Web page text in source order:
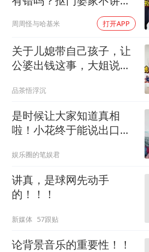
周周怪与哈基米 打开APP
关于儿媳带自己孩子，让
公婆出钱这事，大姐说出
品茶悟浮沉
是时候让大家知道真相
啦！小花终于能说出口
娱乐圈的笔娱君
讲真，是球网先动手
的！！！
新媒体 57跟贴
论背景音乐的重要性！！